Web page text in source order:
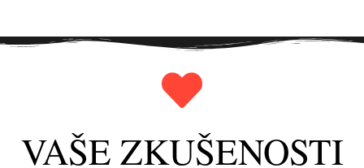
VAŠE ZKUŠENOSTI